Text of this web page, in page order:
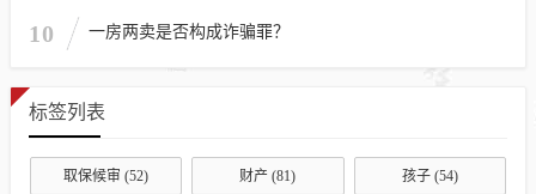
10 一房两卖是否构成诈骗罪？
标签列表
取保候审 (52) 财产 (81) 孩子(54)